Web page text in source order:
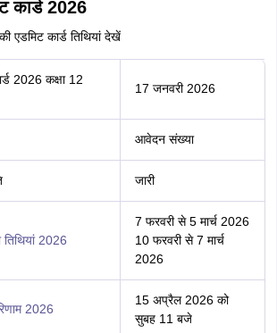
कार्ड 2026
एडमिट कार्ड तिथियां देखें
2026 कक्षा 12
17 जनवरी 2026
आवेदन संख्या
जारी
तिथियां 2026
7 फरवरी से 5 मार्च 2026
10 फरवरी से 7 मार्च
2026
2026
15 अप्रैल 2026 को
सुबह 11 बजे